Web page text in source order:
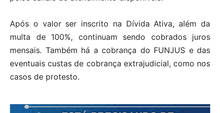
Após o valor ser inscrito na Dívida Ativa, além da
multa de 100%, continuam sendo cobrados juros
mensais. Também há a cobrança do FUNJUS e das
eventuais custas de cobrança extrajudicial, como nos
casos de protesto.